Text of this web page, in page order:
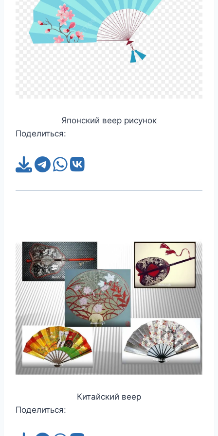
Японский веер рисунок
Поделиться:
Китайский веер
Поделиться: